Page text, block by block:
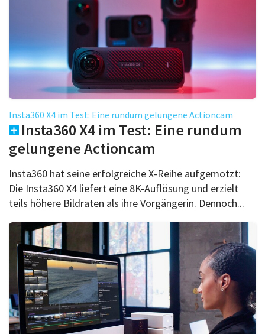
Insta360 X4 im Test: Eine rundum gelungene Actioncam
Insta360 X4 im Test: Eine rundum
gelungene Actioncam
Insta360 hat seine erfolgreiche X-Reihe aufgemotzt:
Die Insta360 X4 liefert eine 8K-Auflösung und erzielt
teils höhere Bildraten als ihre Vorgängerin. Dennoch...